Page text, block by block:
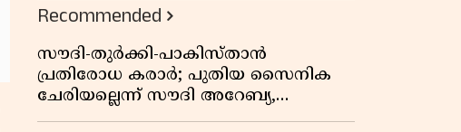
Recommended
സൗദി-തുർക്കി-പാകിസ്താൻ
പ്രതിരോധ കരാർ; പുതിയ സൈനിക
ചേരിയല്ലെന്ന് സൗദി അറേബ്യ,
വിമർശനവുമായി ഇറാൻ